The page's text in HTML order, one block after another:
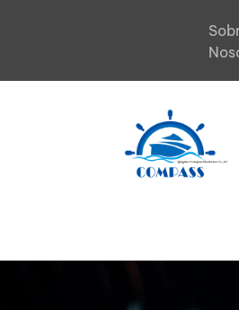
fundición